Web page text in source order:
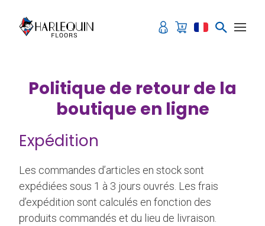
Politique de retour de la
boutique en ligne
Expédition
Les commandes d’articles en stock sont
expédiées sous 1 à 3 jours ouvrés. Les frais
d’expédition sont calculés en fonction des
produits commandés et du lieu de livraison.